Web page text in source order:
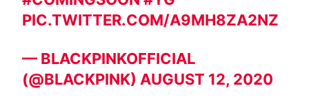
PIC.TWITTER.COM/A9MH8ZA2NZ
— BLACKPINKOFFICIAL
(@BLACKPINK) AUGUST 12, 2020